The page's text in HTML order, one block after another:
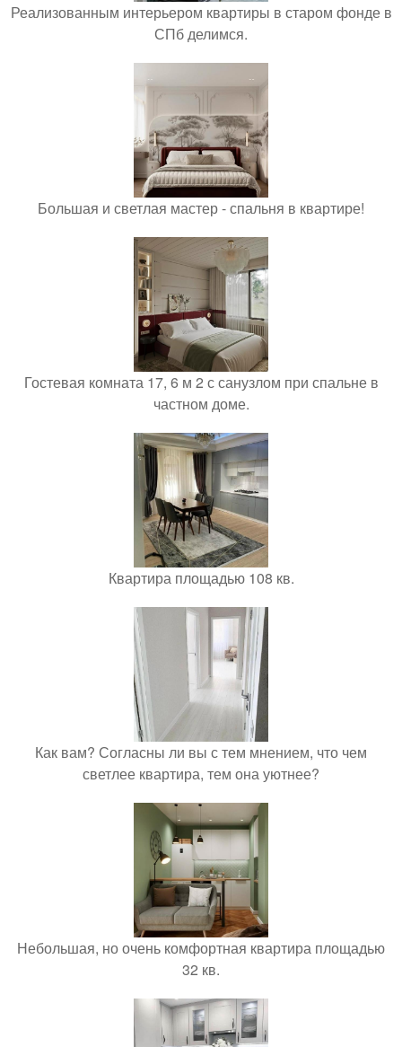
Реализованным интерьером квартиры в старом фонде в
СПб делимся.
Большая и светлая мастер - спальня в квартире!
Гостевая комната 17, 6 м 2 с санузлом при спальне в
частном доме.
Квартира площадью 108 кв.
Как вам? Согласны ли вы с тем мнением, что чем
светлее квартира, тем она уютнее?
Небольшая, но очень комфортная квартира площадью
32 кв.